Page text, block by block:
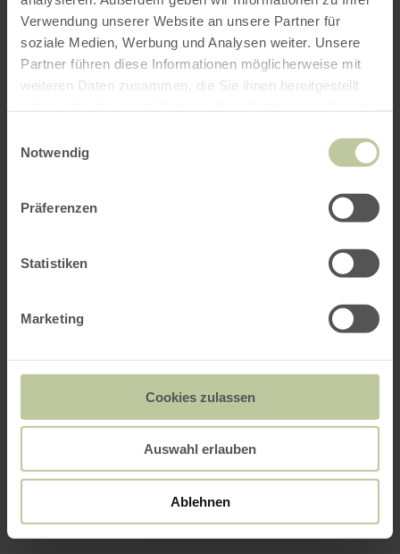
Verwendung unserer Website an unsere Partner für
soziale Medien, Werbung und Analysen weiter. Unsere
Partner führen diese Informationen möglicherweise mit
weiteren Daten zusammen, die Sie ihnen bereitgestellt
Notwendig
Präferenzen
Statistiken
Marketing
Cookies zulassen
Auswahl erlauben
Ablehnen